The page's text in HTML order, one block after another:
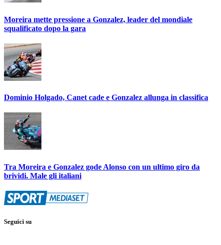
Moreira mette pressione a Gonzalez, leader del mondiale
squalificato dopo la gara
Dominio Holgado, Canet cade e Gonzalez allunga in classifica
Tra Moreira e Gonzalez gode Alonso con un ultimo giro da
brividi. Male gli italiani
Seguici su